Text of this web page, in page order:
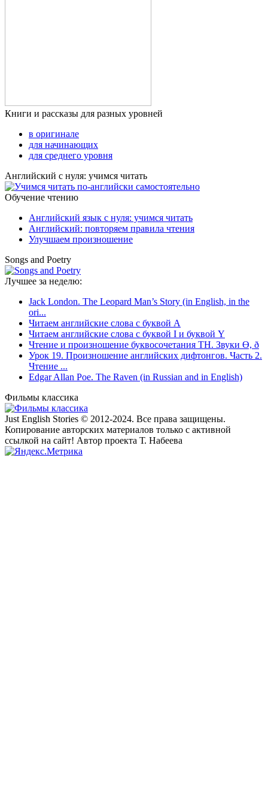
Книги и рассказы для разных уровней
в оригинале
для начинающих
для среднего уровня
Английский с нуля: учимся читать
Обучение чтению
Английский язык с нуля: учимся читать
Английский: повторяем правила чтения
Улучшаем произношение
Songs and Poetry
Лучшее за неделю:
Jack London. The Leopard Man’s Story (in English, in the
ori...
Читаем английские слова с буквой A
Читаем английские слова с буквой I и буквой Y
Чтение и произношение буквосочетания TH. Звуки Ө, ð
Урок 19. Произношение английских дифтонгов. Часть 2.
Чтение ...
Edgar Allan Poe. The Raven (in Russian and in English)
Фильмы классика
Just English Stories © 2012-2024. Все права защищены.
Копирование авторских материалов только с активной
ссылкой на сайт! Автор проекта Т. Набеева